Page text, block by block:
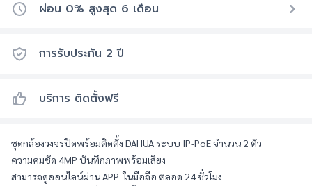
ผ่อน 0% สูงสุด 6 เดือน
การรับประกัน 2 ปี
บริการ ติดตั้งฟรี
ชุดกล้องวงจรปิดพร้อมติดตั้ง DAHUA ระบบ IP-PoE จำนวน 2 ตัว
ความคมชัด 4MP บันทึกภาพพร้อมเสียง
สามารถดูออนไลน์ผ่าน APP  ในมือถือ ตลอด 24 ชั่วโมง